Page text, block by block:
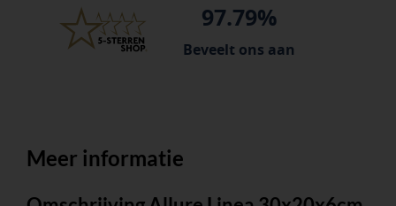
97.79%
Beveelt ons aan
Meer informatie